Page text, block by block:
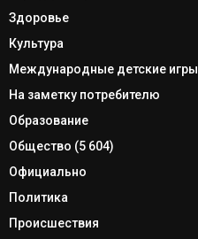
Здоровье
Культура
Международные детские игры
На заметку потребителю
Образование
Общество (5 604)
Официально
Политика
Происшествия